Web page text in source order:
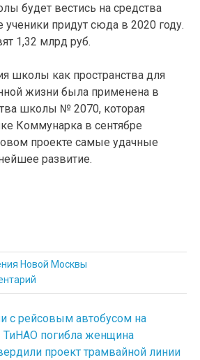
будет вестись на средства
придут сюда в 2020 году.
1,32 млрд руб.
школы как пространства для
жизни была применена в
школы № 2070, которая
Коммунарка в сентябре
проекте самые удачные
развитие.
Новой Москвы
с рейсовым автобусом на
погибла женщина
проект трамвайной линии